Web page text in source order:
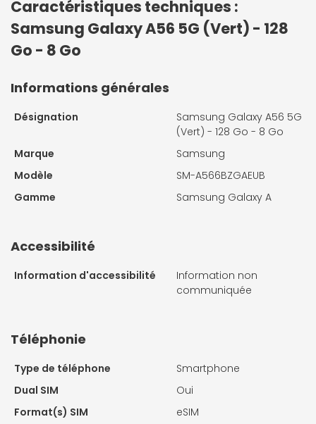
Caractéristiques techniques :
Samsung Galaxy A56 5G (Vert) - 128
Go - 8 Go
Informations générales
Désignation
Samsung Galaxy A56 5G
(Vert) - 128 Go - 8 Go
Marque
Samsung
Modèle
SM-A566BZGAEUB
Gamme
Samsung Galaxy A
Accessibilité
Information d'accessibilité
Information non
communiquée
Téléphonie
Type de téléphone
Smartphone
Dual SIM
Oui
Format(s) SIM
eSIM